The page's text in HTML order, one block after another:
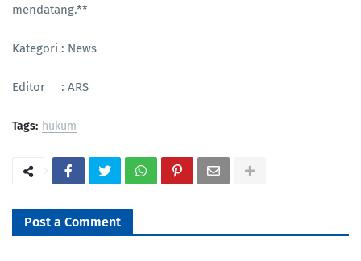
mendatang.**
Kategori : News
Editor : ARS
Tags: hukum
Post a Comment